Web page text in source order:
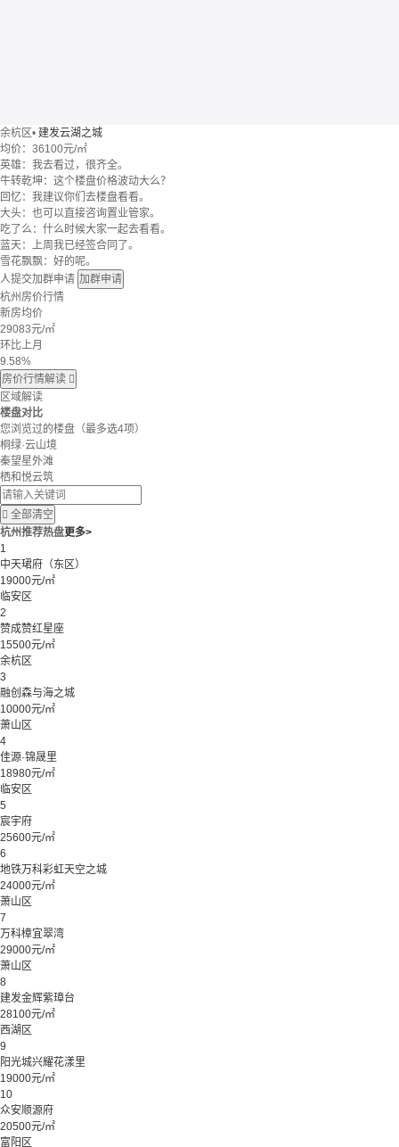
余杭区• 建发云湖之城
均价： 36100元/㎡
英雄：我去看过，很齐全。
牛转乾坤：这个楼盘价格波动大么？
回忆：我建议你们去楼盘看看。
大头：也可以直接咨询置业管家。
吃了么：什么时候大家一起去看看。
蓝天：上周我已经签合同了。
雪花飘飘：好的呢。
人提交加群申请 加群申请
杭州房价行情
新房均价
29083元/㎡
环比上月
9.58%
房价行情解读 
区域解读
楼盘对比
您浏览过的楼盘 （最多选4项）
桐绿·云山境
秦望星外滩
栖和悦云筑
 全部清空
杭州推荐热盘更多>
1
中天珺府（东区）
19000元/㎡
临安区
2
赞成赞红星座
15500元/㎡
余杭区
3
融创森与海之城
10000元/㎡
萧山区
4
佳源·锦晟里
18980元/㎡
临安区
5
宸宇府
25600元/㎡
6
地铁万科彩虹天空之城
24000元/㎡
萧山区
7
万科樟宜翠湾
29000元/㎡
萧山区
8
建发金辉紫璋台
28100元/㎡
西湖区
9
阳光城兴耀花漾里
19000元/㎡
10
众安顺源府
20500元/㎡
富阳区